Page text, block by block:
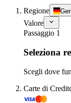
Regione
Valore
Passaggio 1
Seleziona
Scegli dove
Carte di